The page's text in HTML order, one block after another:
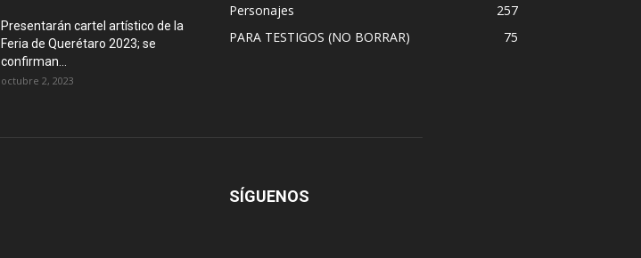
Presentarán cartel artístico de la
Feria de Querétaro 2023; se
confirman...
octubre 2, 2023
Personajes
257
PARA TESTIGOS (NO BORRAR)
75
SÍGUENOS